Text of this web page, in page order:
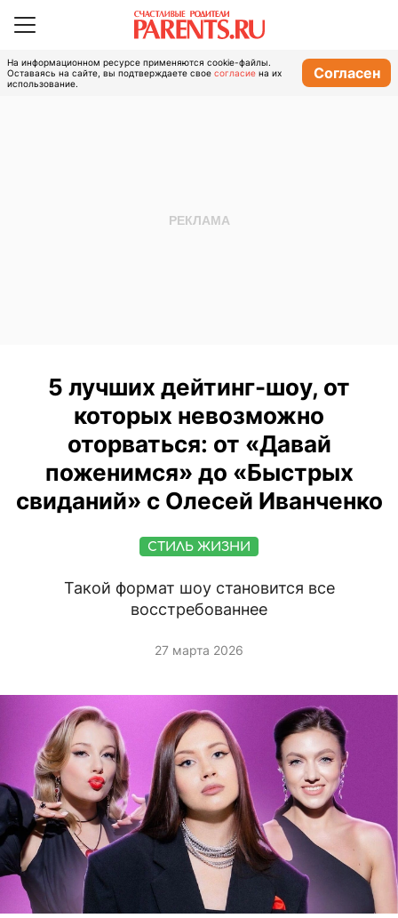
На информационном ресурсе применяются cookie-файлы.
Оставаясь на сайте, вы подтверждаете свое согласие на их
использование.
Согласен
5 лучших дейтинг-шоу, от
которых невозможно
оторваться: от «Давай
поженимся» до «Быстрых
свиданий» с Олесей Иванченко
СТИЛЬ ЖИЗНИ
Такой формат шоу становится все
восстребованнее
27 марта 2026